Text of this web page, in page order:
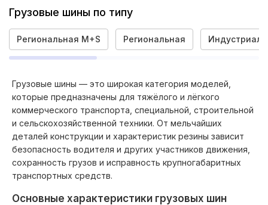
Грузовые шины по типу
Региональная M+S Региональная
Грузовые шины — это широкая категория моделей,
которые предназначены для тяжёлого и лёгкого
коммерческого транспорта, специальной, строительной
и сельскохозяйственной техники. От мельчайших
деталей конструкции и характеристик резины зависит
безопасность водителя и других участников движения,
сохранность грузов и исправность крупногабаритных
транспортных средств.
Основные характеристики грузовых шин